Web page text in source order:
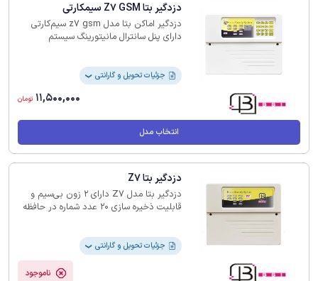
دزدگیر بتا Z7 GSM سیمکارتی
دزدگیر اماکن بتا مدل z7 gsm سیم‌کارتی
دارای پنل سانترال مانیتورینگ سیستم
تلفن و ارسال گزارش به همراه زمان است
جزئیات تحویل و گارانتی ❯
11,500,000 تومان
انتخاب مدل
دزدگیر بتا Z7
دزدگیر بتا مدل Z7 دارای 2 زون بی‌سیم و
قابلیت ذخیره سازی 20 عدد شماره در حافظه
جزئیات تحویل و گارانتی ❯
ناموجود